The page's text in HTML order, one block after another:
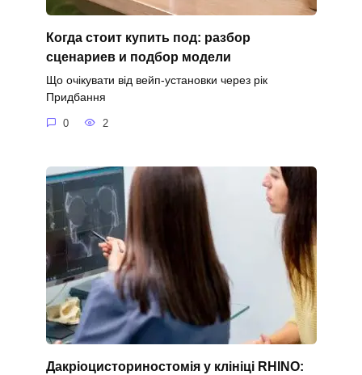
Когда стоит купить под: разбор
сценариев и подбор модели
Що очікувати від вейп-установки через рік
Придбання
0 2
Дакріоцисториностомія у клініці RHINO: